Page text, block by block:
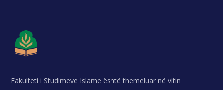
Fakulteti i Studimeve Islame është themeluar në vitin